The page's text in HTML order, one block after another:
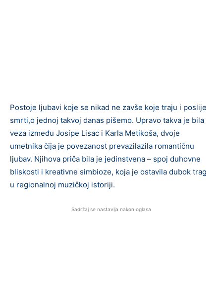
Postoje ljubavi koje se nikad ne zavše koje traju i poslije
smrti,o jednoj takvoj danas pišemo. Upravo takva je bila
veza između Josipe Lisac i Karla Metikoša, dvoje
umetnika čija je povezanost prevazilazila romantičnu
ljubav. Njihova priča bila je jedinstvena – spoj duhovne
bliskosti i kreativne simbioze, koja je ostavila dubok trag
u regionalnoj muzičkoj istoriji.
Sadržaj se nastavlja nakon oglasa